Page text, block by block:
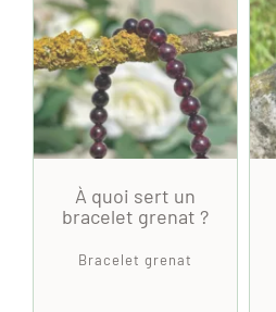
À quoi sert un
bracelet grenat ?
Bracelet grenat